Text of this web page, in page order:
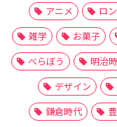
アニメ
ロ
雑学
お菓子
べらぼう
明治
デザイン
鎌倉時代